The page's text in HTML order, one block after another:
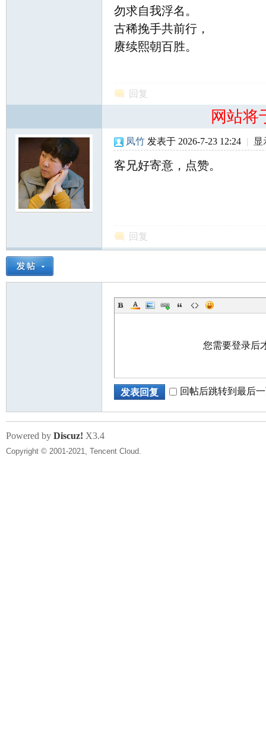
荒
勿求自我浮名。
古稀挽手共前行，
赓续熙朝百胜。
回复
网站将
凤竹 发表于 2026-7-23 12:24 | 显
客兄好寄意，点赞。
回复
您需要登录后
发表回复 回帖后跳转到最后
Powered by Discuz! X3.4
Copyright © 2001-2021, Tencent Cloud.